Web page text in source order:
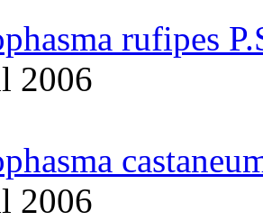
rufipes
2006
2006